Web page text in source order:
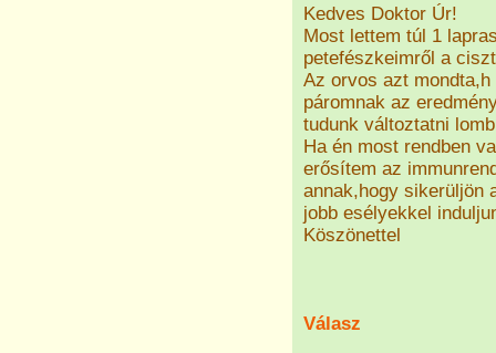
Kedves Doktor Úr!
Most lettem túl 1
petefészkeimről a
Az orvos azt
páromnak az
tudunk változtatni
Ha én most rendben
erősítem az
annak,hogy sikerüljön
jobb esélyekkel
Köszönettel
Válasz